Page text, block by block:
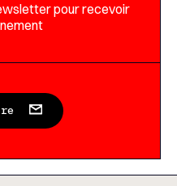
pour recevoir